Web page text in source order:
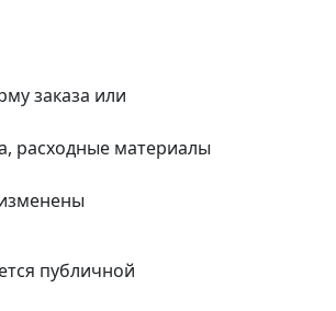
заказа или
расходные материалы
публичной